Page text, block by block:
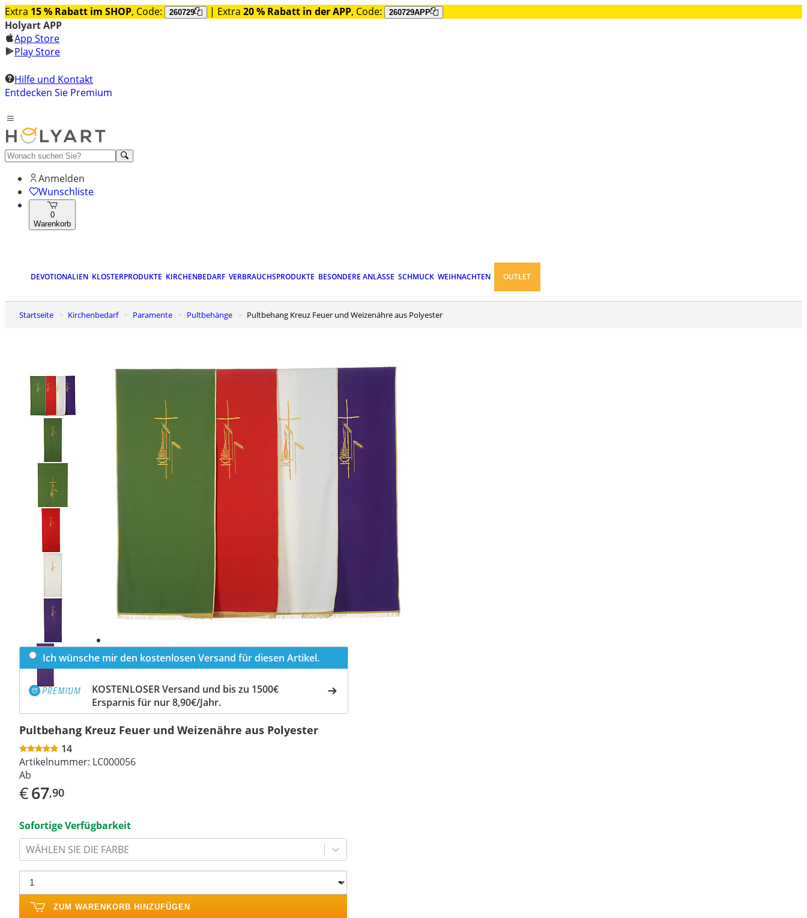
Extra 15 % Rabatt im SHOP, Code: 260729 | Extra 20 % Rabatt in der APP, Code: 260729APP
Holyart APP
App Store
Play Store
Hilfe und Kontakt
Entdecken Sie Premium
Anmelden
Wunschliste
0
Warenkorb
DEVOTIONALIEN KLOSTERPRODUKTE KIRCHENBEDARF VERBRAUCHSPRODUKTE BESONDERE ANLÄSSE SCHMUCK WEIHNACHTEN OUTLET
Startseite Kirchenbedarf Paramente Pultbehänge Pultbehang Kreuz Feuer und Weizenähre aus Polyester
Previous
slide
Next
slide
Ich wünsche mir den kostenlosen Versand für diesen Artikel.
KOSTENLOSER Versand und bis zu 1500€
Ersparnis für nur 8,90€/Jahr.
Pultbehang Kreuz Feuer und Weizenähre aus Polyester
14
Artikelnummer: LC000056
Ab
€67,90
Sofortige Verfügbarkeit
WÄHLEN SIE DIE FARBE
ZUM WARENKORB HINZUFÜGEN